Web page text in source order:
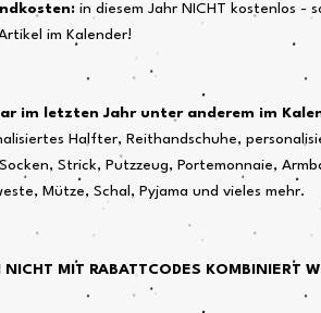
in diesem Jahr NICHT kostenlos -
im Kalender!
im letzten Jahr unter anderem im
Halfter, Reithandschuhe,
Strick, Putzzeug, Portemonnaie,
Mütze, Schal, Pyjama und vieles mehr.
NICHT MIT RABATTCODES KOMBINIERT